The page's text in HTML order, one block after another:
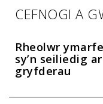
CEFNOGI A
Rheolwr
sy’n seiliedig ar
gryfderau